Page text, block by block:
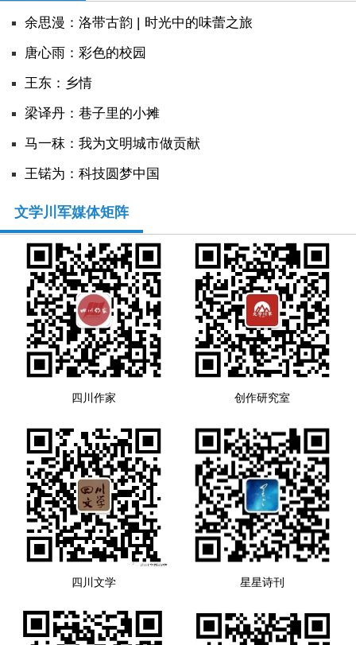
余思漫：洛带古韵 | 时光中的味蕾之旅
唐心雨：彩色的校园
王东：乡情
​梁译丹：巷子里的小摊
马一秣：我为文明城市做贡献
王锘为：科技圆梦中国
文学川军媒体矩阵
四川作家 创作研究室
四川文学 星星诗刊